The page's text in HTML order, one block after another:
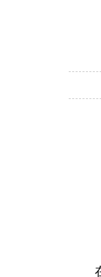
在“